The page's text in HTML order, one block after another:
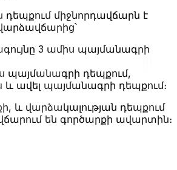
դեպքում միջնորդավճարն է
3 ամիս պայմանագրի
պայմանագրի դեպքում,
և ավել պայմանագրի դեպքում։
և վարձակալության դեպքում
են գործարքի ավարտին։